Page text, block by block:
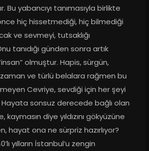
Bu yabancıyı tanımasıyla birlikte
hiç hissetmediği, hiç bilmediği
ve sevmeyi, tutsaklığı
tanıdığı günden sonra artık
olmuştur. Hapis, sürgün,
ve türlü belalara rağmen bu
Cevriye, sevdiği için her şeyi
sonsuz derecede bağlı olan
kaymasın diye yıldızını gökyüzüne
hayat ona ne sürpriz hazırlıyor?
yılların İstanbul’u zengin